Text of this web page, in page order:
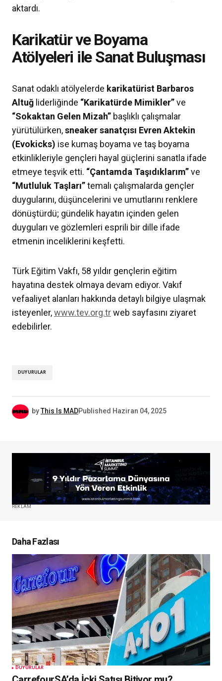
aktardı.
Karikatür ve Boyama
Atölyeleri ile Sanat Buluşması
Sanat odaklı atölyelerde karikatürist Barbaros
Altuğ liderliğinde “Karikatürde Mimikler”ve
“Sokaktan Gelen Mizah” başlıklı çalışmalar
yürütülürken,sneaker sanatçısı Evren Aktekin
(Evokicks) ise kumaş boyama ve taş boyama
etkinlikleriyle gençleri hayal güçlerini sanatla ifade
etmeye teşvik etti. “Çantamda Taşıdıklarım”ve
“Mutluluk Taşları”temalı çalışmalarda gençler
duygularını, düşüncelerini ve umutlarını renklere
dönüştürdü; gündelik hayatın içinden gelen
duyguları ve gözlemleri esprili bir dille ifade
etmenin inceliklerini keşfetti.
Türk Eğitim Vakfı, 58 yıldır gençlerin eğitim
hayatına destek olmaya devam ediyor. Vakıf
vefaaliyet alanları hakkında detaylı bilgiye ulaşmak
isteyenler,www.tev.org.trweb sayfasını ziyaret
edebilirler.
DUYURULAR
byThis Is MADPublished Haziran 04, 2025
REKLAM
Daha Fazlası
DUYURULAR